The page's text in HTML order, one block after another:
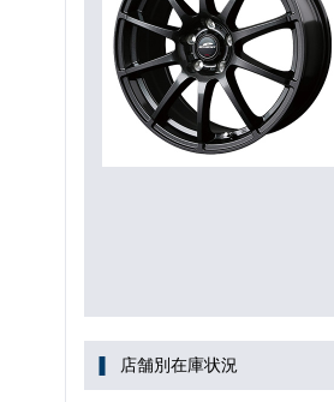
店舗別在庫状況